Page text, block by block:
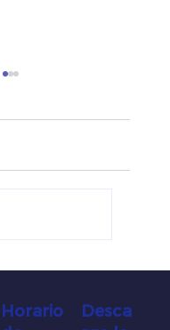
Horario
Desca